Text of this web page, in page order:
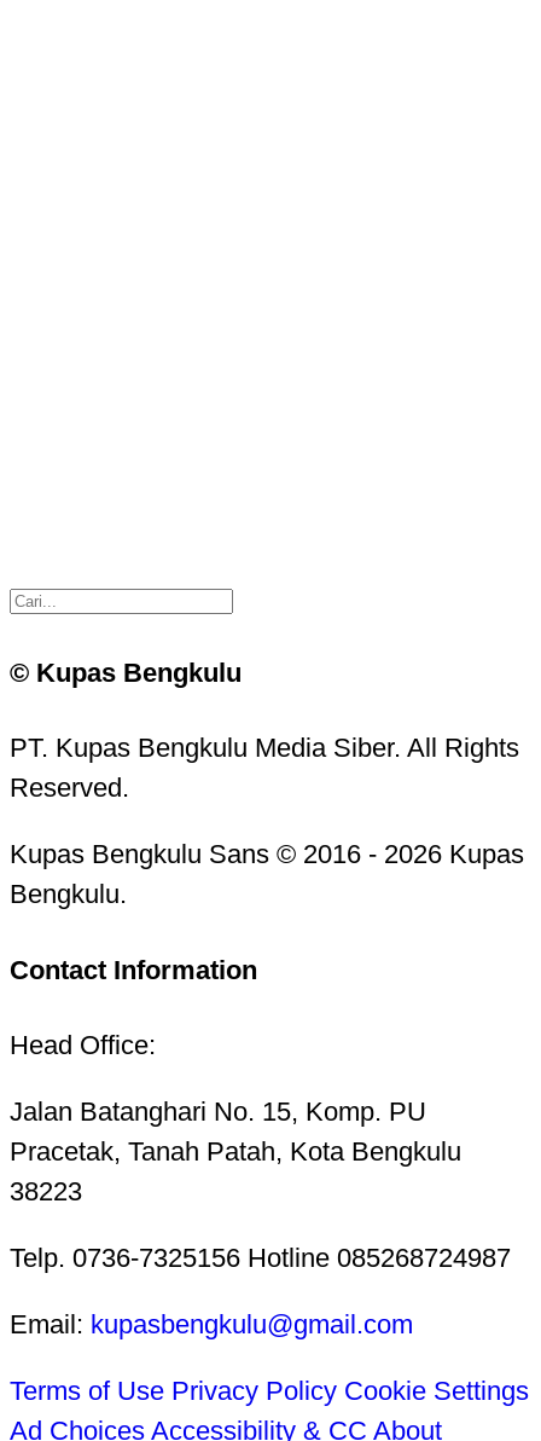
© Kupas Bengkulu
PT. Kupas Bengkulu Media Siber. All Rights
Reserved.
Kupas Bengkulu Sans © 2016 - 2026 Kupas
Bengkulu.
Contact Information
Head Office:
Jalan Batanghari No. 15, Komp. PU
Pracetak, Tanah Patah, Kota Bengkulu
38223
Telp. 0736-7325156 Hotline 085268724987
Email: kupasbengkulu@gmail.com
Terms of Use Privacy Policy Cookie Settings
Ad Choices Accessibility & CC About